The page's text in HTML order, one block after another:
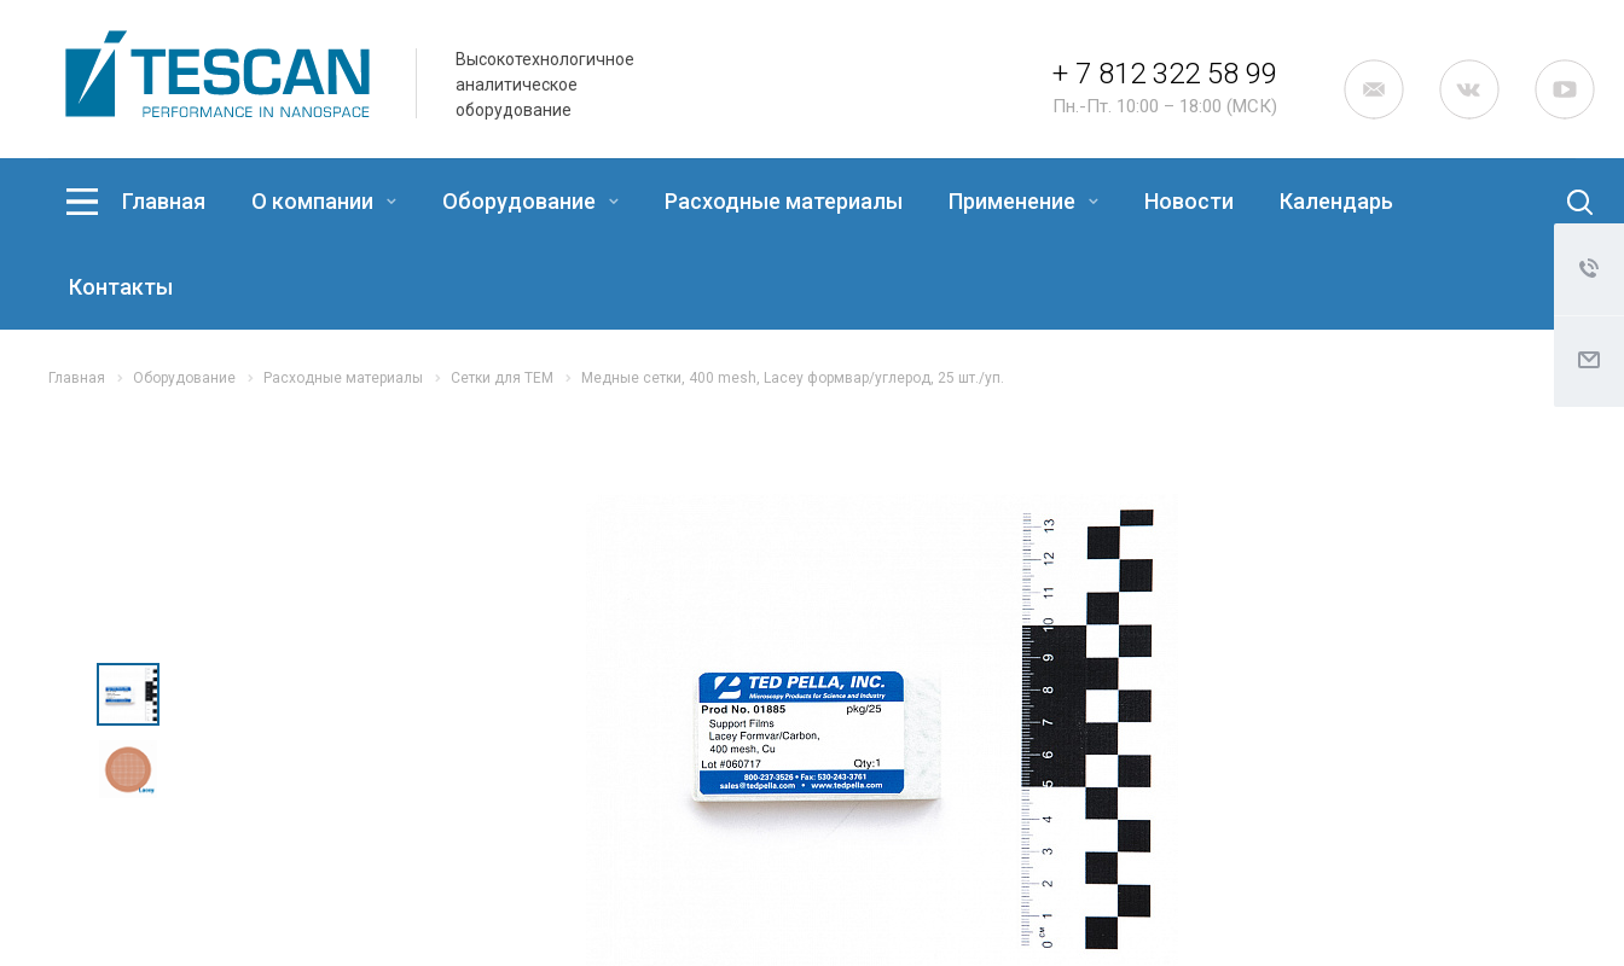
Высокотехнологичное
аналитическое
оборудование
+ 7 812 322 58 99
Пн.-Пт. 10:00 – 18:00 (МСК)
Главная О компании Оборудование Расходные материалы Применение Новости Календарь
Контакты
Главная Оборудование Расходные материалы Сетки для TEM Медные сетки, 400 mesh, Lacey формвар/углерод, 25 шт./уп.